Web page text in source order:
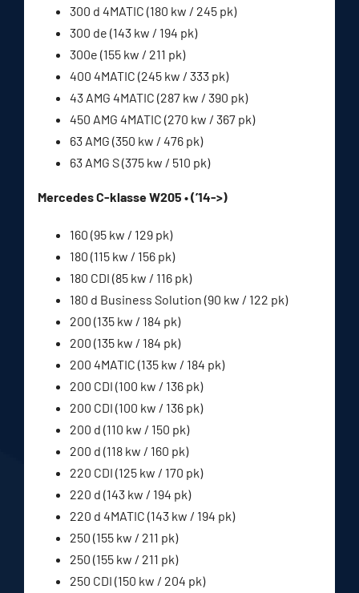
300 d 4MATIC (180 kw / 245 pk)
300 de (143 kw / 194 pk)
300e (155 kw / 211 pk)
400 4MATIC (245 kw / 333 pk)
43 AMG 4MATIC (287 kw / 390 pk)
450 AMG 4MATIC (270 kw / 367 pk)
63 AMG (350 kw / 476 pk)
63 AMG S (375 kw / 510 pk)
Mercedes C-klasse W205 • (’14->)
160 (95 kw / 129 pk)
180 (115 kw / 156 pk)
180 CDI (85 kw / 116 pk)
180 d Business Solution (90 kw / 122 pk)
200 (135 kw / 184 pk)
200 (135 kw / 184 pk)
200 4MATIC (135 kw / 184 pk)
200 CDI (100 kw / 136 pk)
200 CDI (100 kw / 136 pk)
200 d (110 kw / 150 pk)
200 d (118 kw / 160 pk)
220 CDI (125 kw / 170 pk)
220 d (143 kw / 194 pk)
220 d 4MATIC (143 kw / 194 pk)
250 (155 kw / 211 pk)
250 (155 kw / 211 pk)
250 CDI (150 kw / 204 pk)